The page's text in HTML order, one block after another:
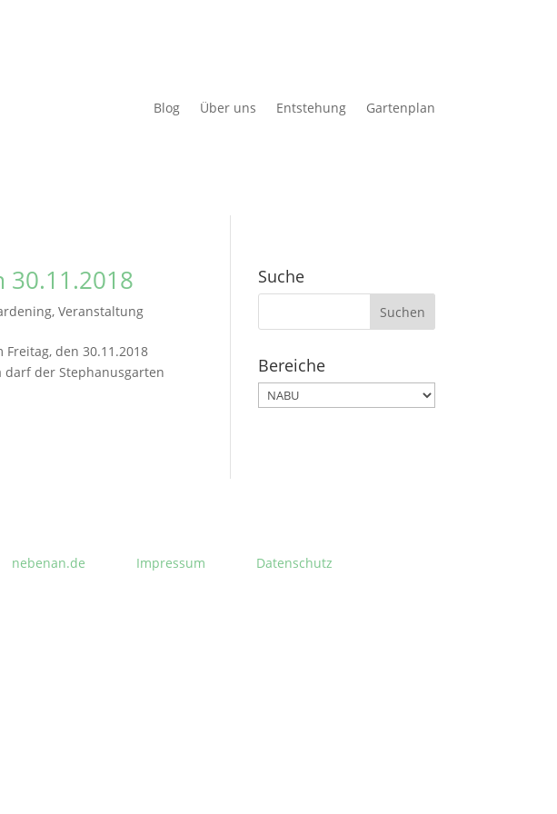
Blog Über uns Entstehung Gartenplan
30.11.2018
,Veranstaltung
den 30.11.2018
darf der Stephanusgarten
Suche
Suchen
Bereiche
Bereiche
nebenan.de Impressum Datenschutz